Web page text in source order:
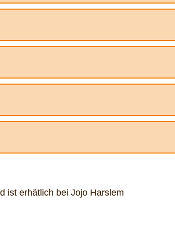
ist erhätlich bei Jojo Harslem